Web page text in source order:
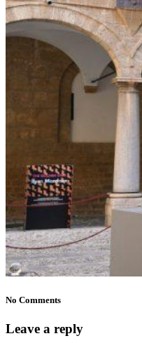
No Comments
Leave a reply